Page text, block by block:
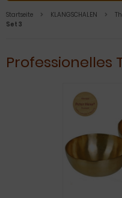
Startseite KLANGSCHALEN
Set 3
Professionelles